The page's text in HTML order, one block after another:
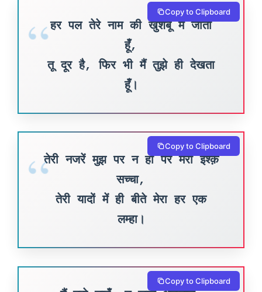
हर पल तेरे नाम की खुशबू में जीता
हूँ,
तू दूर है, फिर भी मैं तुझे ही देखता
हूँ।
Copy to Clipboard
तेरी नजरें मुझ पर न हों पर मेरा इश्क़
सच्चा,
तेरी यादों में ही बीते मेरा हर एक
लम्हा।
Copy to Clipboard
Copy to Clipboard